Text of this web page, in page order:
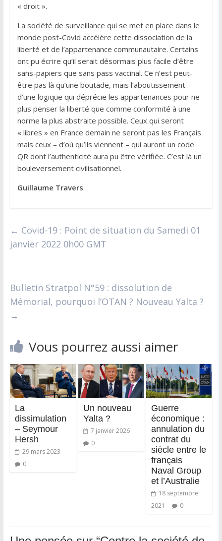
« droit ».
La société de surveillance qui se met en place dans le
monde post-Covid accélère cette dissociation de la
liberté et de l’appartenance communautaire. Certains
ont pu écrire qu’il serait désormais plus facile d’être
sans-papiers que sans pass vaccinal. Ce n’est peut-
être pas là qu’une boutade, mais l’aboutissement
d’une logique qui déprécie les appartenances pour ne
plus penser la liberté que comme conformité à une
norme la plus abstraite possible. Ceux qui seront
« libres » en France demain ne seront pas les Français
mais ceux – d’où qu’ils viennent – qui auront un code
QR dont l’authenticité aura pu être vérifiée. C’est là un
bouleversement civilisationnel.
Guillaume Travers
← Covid-19 : Point de situation du Samedi 01
janvier 2022 0h00 GMT
Bulletin Stratpol N°59 : dissolution de
Mémorial, pourquoi l’OTAN ? Nouveau Yalta ?
→
Vous pourrez aussi aimer
La
dissimulation
– Seymour
Hersh
29 mars 2023
0
Un nouveau
Yalta ?
7 janvier 2026
0
Guerre
économique :
annulation du
contrat du
siècle entre le
français
Naval Group
et l’Australie
18 septembre
2021
0